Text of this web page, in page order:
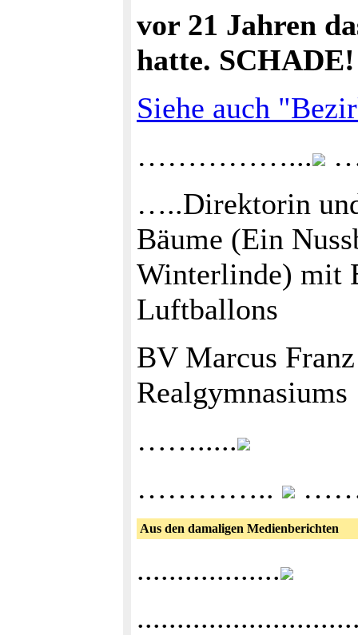
vor 21 Jahren
hatte. SCHADE!
Siehe auch
……………...
…..Direktorin
Bäume (Ein
Winterlinde) mit
Luftballons
BV Marcus
Realgymnasiums
…….....
…………..
Aus den damaligen Medienberichten
..................